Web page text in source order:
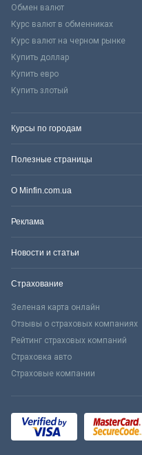
Обмен валют
Курс валют в обменниках
Курс валют на черном рынке
Купить доллар
Купить евро
Купить злотый
Курсы по городам
Полезные страницы
О Minfin.com.ua
Реклама
Новости и статьи
Страхование
Зеленая карта онлайн
Отзывы о страховых компаниях
Рейтинг страховых компаний
Страховка авто
Страховые компании